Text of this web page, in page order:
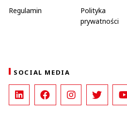
Regulamin
Polityka
prywatności
SOCIAL MEDIA